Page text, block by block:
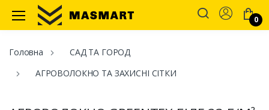
Masmart
Account
0
Головна
САД ТА ГОРОД
АГРОВОЛОКНО ТА ЗАХИСНІ СІТКИ